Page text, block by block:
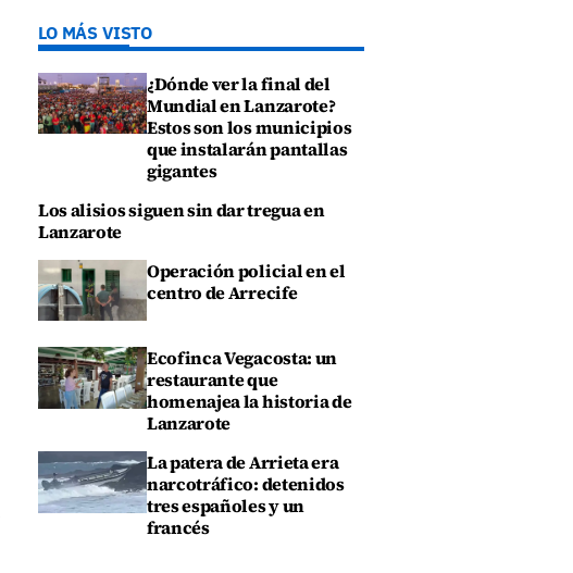
LO MÁS VISTO
¿Dónde ver la final del
Mundial en Lanzarote?
Estos son los municipios
que instalarán pantallas
gigantes
Los alisios siguen sin dar tregua en
Lanzarote
Operación policial en el
centro de Arrecife
Ecofinca Vegacosta: un
restaurante que
homenajea la historia de
Lanzarote
La patera de Arrieta era
narcotráfico: detenidos
tres españoles y un
francés